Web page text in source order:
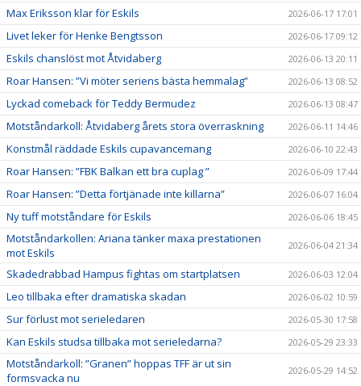
Max Eriksson klar för Eskils 2026-06-17 17:01
Livet leker för Henke Bengtsson 2026-06-17 09:12
Eskils chanslöst mot Åtvidaberg 2026-06-13 20:11
Roar Hansen: ”Vi möter seriens bästa hemmalag” 2026-06-13 08:52
Lyckad comeback för Teddy Bermudez 2026-06-13 08:47
Motståndarkoll: Åtvidaberg årets stora överraskning 2026-06-11 14:46
Konstmål räddade Eskils cupavancemang 2026-06-10 22:43
Roar Hansen: ”FBK Balkan ett bra cuplag ” 2026-06-09 17:44
Roar Hansen: ”Detta förtjänade inte killarna” 2026-06-07 16:04
Ny tuff motståndare för Eskils 2026-06-06 18:45
Motståndarkollen: Ariana tänker maxa prestationen
mot Eskils
2026-06-04 21:34
Skadedrabbad Hampus fightas om startplatsen 2026-06-03 12:04
Leo tillbaka efter dramatiska skadan 2026-06-02 10:59
Sur förlust mot serieledaren 2026-05-30 17:58
Kan Eskils studsa tillbaka mot serieledarna? 2026-05-29 23:33
Motståndarkoll: ”Granen” hoppas TFF är ut sin
formsvacka nu
2026-05-29 14:52